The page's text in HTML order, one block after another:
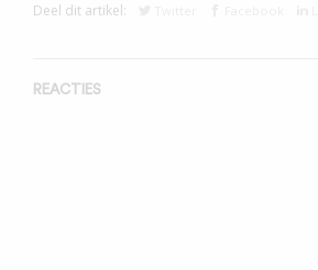
Deel dit artikel:
REACTIES